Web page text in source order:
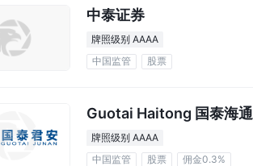
中泰证券
牌照级别 AAAA
中国监管
股票
Guotai Haitong 国泰海通
牌照级别 AAAA
中国监管
股票 佣金0.3%